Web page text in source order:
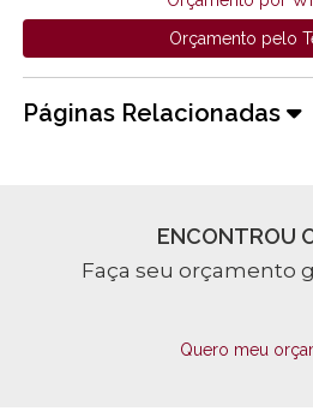
Orçamento pelo
Páginas Relacionadas
ENCONTROU
Faça seu orçamento
Quero meu